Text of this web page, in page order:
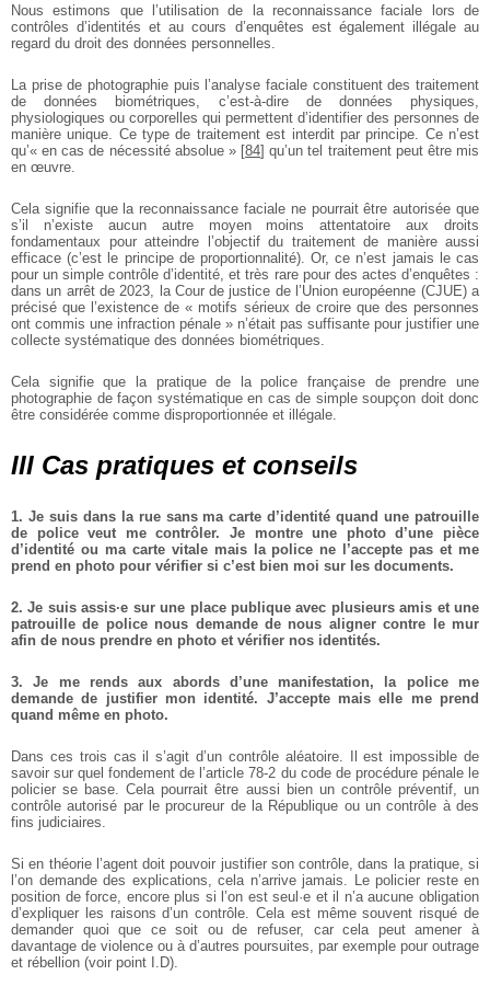
Nous estimons que l’utilisation de la reconnaissance faciale lors de
contrôles d’identités et au cours d’enquêtes est également illégale au
regard du droit des données personnelles.
La prise de photographie puis l’analyse faciale constituent des traitement
de données biométriques, c’est-à-dire de données physiques,
physiologiques ou corporelles qui permettent d’identifier des personnes de
manière unique. Ce type de traitement est interdit par principe. Ce n’est
qu’« en cas de nécessité absolue »[84] qu’un tel traitement peut être mis
en œuvre.
Cela signifie que la reconnaissance faciale ne pourrait être autorisée que
s’il n’existe aucun autre moyen moins attentatoire aux droits
fondamentaux pour atteindre l’objectif du traitement de manière aussi
efficace (c’est le principe de proportionnalité). Or, ce n’est jamais le cas
pour un simple contrôle d’identité, et très rare pour des actes d’enquêtes :
dans un arrêt de 2023, la Cour de justice de l’Union européenne (CJUE) a
précisé que l’existence de « motifs sérieux de croire que des personnes
ont commis une infraction pénale » n’était pas suffisante pour justifier une
collecte systématique des données biométriques.
Cela signifie que la pratique de la police française de prendre une
photographie de façon systématique en cas de simple soupçon doit donc
être considérée comme disproportionnée et illégale.
III Cas pratiques et conseils
1. Je suis dans la rue sans ma carte d’identité quand une patrouille
de police veut me contrôler. Je montre une photo d’une pièce
d’identité ou ma carte vitale mais la police ne l’accepte pas et me
prend en photo pour vérifier si c’est bien moi sur les documents.
2. Je suis assis·e sur une place publique avec plusieurs amis et une
patrouille de police nous demande de nous aligner contre le mur
afin de nous prendre en photo et vérifier nos identités.
3. Je me rends aux abords d’une manifestation, la police me
demande de justifier mon identité. J’accepte mais elle me prend
quand même en photo.
Dans ces trois cas il s’agit d’un contrôle aléatoire. Il est impossible de
savoir sur quel fondement de l’article 78-2 du code de procédure pénale le
policier se base. Cela pourrait être aussi bien un contrôle préventif, un
contrôle autorisé par le procureur de la République ou un contrôle à des
fins judiciaires.
Si en théorie l’agent doit pouvoir justifier son contrôle, dans la pratique, si
l’on demande des explications, cela n’arrive jamais. Le policier reste en
position de force, encore plus si l’on est seul·e et il n’a aucune obligation
d’expliquer les raisons d’un contrôle. Cela est même souvent risqué de
demander quoi que ce soit ou de refuser, car cela peut amener à
davantage de violence ou à d’autres poursuites, par exemple pour outrage
et rébellion (voir point I.D).